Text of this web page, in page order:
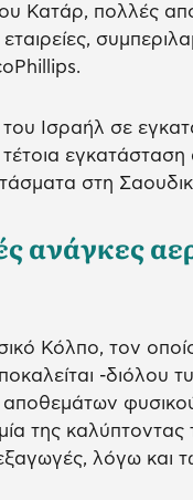
Κατάρ, πολλές από
εταιρείες,
του Ισραήλ σε
στη
ανάγκες
Κόλπο, τον
-διόλου
της
λόγω και